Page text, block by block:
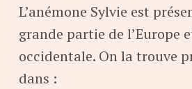
L’anémone Sylvie est
grande partie de l’Europe
occidentale. On la trouve
dans :